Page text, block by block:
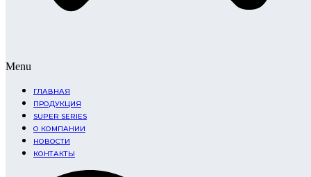
Menu
ГЛАВНАЯ
ПРОДУКЦИЯ
SUPER SERIES
О КОМПАНИИ
НОВОСТИ
КОНТАКТЫ